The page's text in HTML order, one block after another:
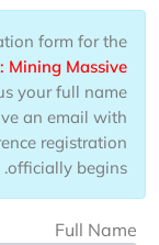
form for the
Mining Massive
your full name
an email with
registration
officially begins.
Full Name